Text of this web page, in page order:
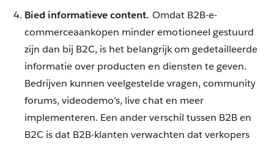
Bied informatieve content. Omdat B2B-e-
commerceaankopen minder emotioneel gestuurd
zijn dan bij B2C, is het belangrijk om gedetailleerde
informatie over producten en diensten te geven.
Bedrijven kunnen veelgestelde vragen, community
forums, videodemo’s, live chat en meer
implementeren. Een ander verschil tussen B2B en
B2C is dat B2B-klanten verwachten dat verkopers